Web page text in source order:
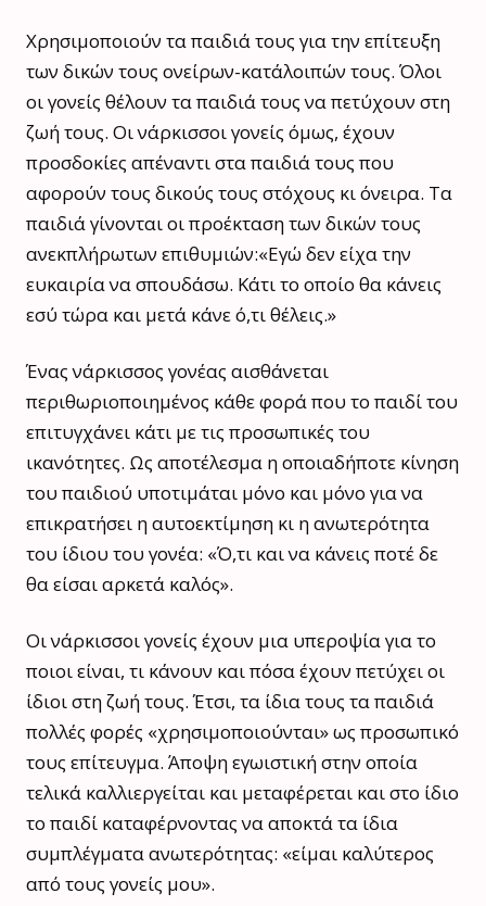
Χρησιμοποιούν τα παιδιά τους για την επίτευξη
των δικών τους ονείρων-κατάλοιπών τους. Όλοι
οι γονείς θέλουν τα παιδιά τους να πετύχουν στη
ζωή τους. Οι νάρκισσοι γονείς όμως, έχουν
προσδοκίες απέναντι στα παιδιά τους που
αφορούν τους δικούς τους στόχους κι όνειρα. Τα
παιδιά γίνονται οι προέκταση των δικών τους
ανεκπλήρωτων επιθυμιών:«Εγώ δεν είχα την
ευκαιρία να σπουδάσω. Κάτι το οποίο θα κάνεις
εσύ τώρα και μετά κάνε ό,τι θέλεις.»
Ένας νάρκισσος γονέας αισθάνεται
περιθωριοποιημένος κάθε φορά που το παιδί του
επιτυγχάνει κάτι με τις προσωπικές του
ικανότητες. Ως αποτέλεσμα η οποιαδήποτε κίνηση
του παιδιού υποτιμάται μόνο και μόνο για να
επικρατήσει η αυτοεκτίμηση κι η ανωτερότητα
του ίδιου του γονέα: «Ό,τι και να κάνεις ποτέ δε
θα είσαι αρκετά καλός».
Οι νάρκισσοι γονείς έχουν μια υπεροψία για το
ποιοι είναι, τι κάνουν και πόσα έχουν πετύχει οι
ίδιοι στη ζωή τους. Έτσι, τα ίδια τους τα παιδιά
πολλές φορές «χρησιμοποιούνται» ως προσωπικό
τους επίτευγμα. Άποψη εγωιστική στην οποία
τελικά καλλιεργείται και μεταφέρεται και στο ίδιο
το παιδί καταφέρνοντας να αποκτά τα ίδια
συμπλέγματα ανωτερότητας: «είμαι καλύτερος
από τους γονείς μου».